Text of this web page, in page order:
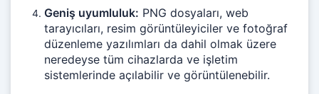
Geniş uyumluluk: PNG dosyaları, web
tarayıcıları, resim görüntüleyiciler ve fotoğraf
düzenleme yazılımları da dahil olmak üzere
neredeyse tüm cihazlarda ve işletim
sistemlerinde açılabilir ve görüntülenebilir.